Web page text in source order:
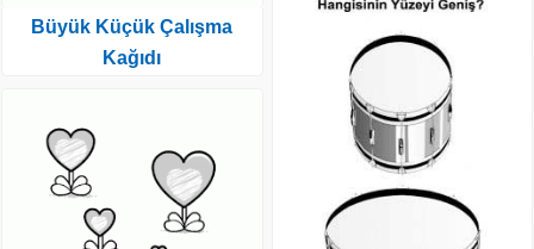
Büyük Küçük Çalışma
Kağıdı